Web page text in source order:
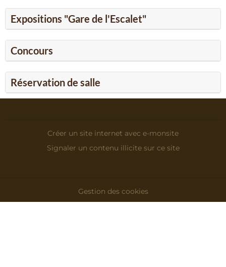
Expositions "Gare de l'Escalet"
Concours
Réservation de salle
Créer un site internet avec e-monsite
Signaler un contenu illicite sur ce site
Gestion des cookies